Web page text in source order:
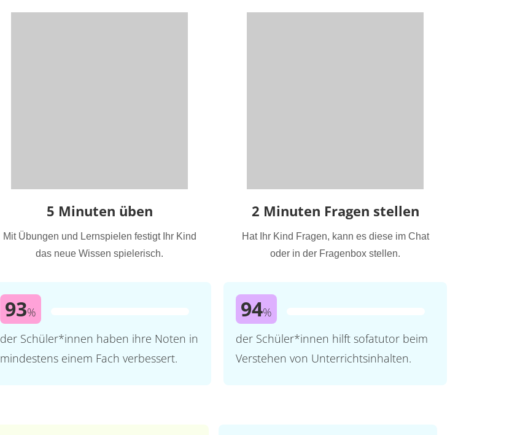
5 Minuten üben
Mit Übungen und Lernspielen festigt Ihr Kind
das neue Wissen spielerisch.
93%
der Schüler*innen haben ihre Noten in
mindestens einem Fach verbessert.
2 Minuten Fragen stellen
Hat Ihr Kind Fragen, kann es diese im Chat
oder in der Fragenbox stellen.
94%
der Schüler*innen hilft sofatutor beim
Verstehen von Unterrichtsinhalten.